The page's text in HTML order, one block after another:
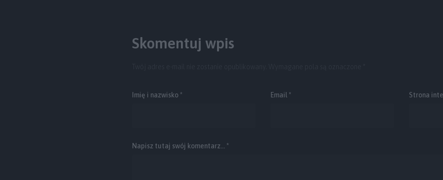
Skomentuj wpis
Imię i nazwisko * Email * Strona
Napisz tutaj swój komentarz... *